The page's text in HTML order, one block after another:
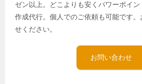
ゼン以上。どこよりも安くパワーポイ
作成代行。個人でのご依頼も可能です
せください。
お問い合わせ